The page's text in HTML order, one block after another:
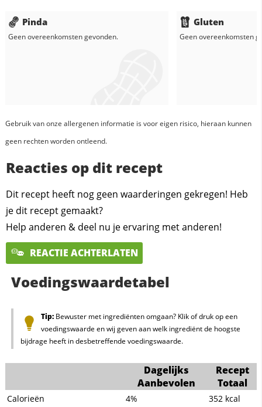
Pinda
Geen overeenkomsten gevonden.
Gluten
Geen overeenkomsten
Gebruik van onze allergenen informatie is voor eigen risico, hieraan kunnen
geen rechten worden ontleend.
Reacties op dit recept
Dit recept heeft nog geen waarderingen gekregen! Heb
je dit recept gemaakt?
Help anderen & deel nu je ervaring met anderen!
REACTIE ACHTERLATEN
Voedingswaardetabel
Tip:Bewuster met ingrediënten omgaan? Klik of druk op een
voedingswaarde en wij geven aan welk ingrediënt de hoogste
bijdrage heeft in desbetreffende voedingswaarde.
Dagelijks
Aanbevolen
Recept
Totaal
Calorieën 4% 352 kcal